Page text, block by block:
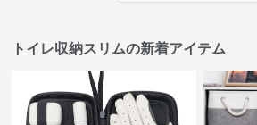
トイレ収納スリムの新着アイテム